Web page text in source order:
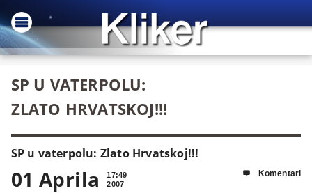
SP U VATERPOLU:
ZLATO HRVATSKOJ!!!
SP u vaterpolu: Zlato Hrvatskoj!!!
01 Aprila
17:49
2007
 Komentari